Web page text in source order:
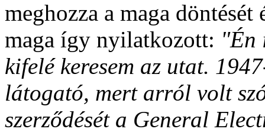
meghozza a maga
maga így nyilatkozott: "Én
kifelé keresem az utat.
látogató, mert arról volt
szerződését a General